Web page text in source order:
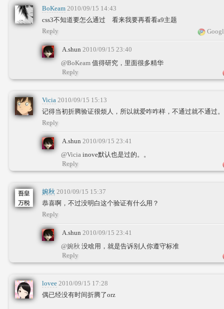
BoKeam 2010/09/15 14:43
css3不知道要怎么通过 看来我要再看看a9主题
Reply
A.shun 2010/09/15 23:40
@BoKeam 值得研究，里面很多精华
Reply
Vicia 2010/09/15 15:13
记得当初折腾验证很烦人，所以就爱咋咋样，不通过就不通过
Reply
A.shun 2010/09/15 23:41
@Vicia inove默认也是过的。。
Reply
婉秋 2010/09/15 15:37
恭喜啊，不过没明白这个验证有什么用？
Reply
A.shun 2010/09/15 23:41
@婉秋 没啥用，就是告诉别人你遵守标准
Reply
lovee 2010/09/15 17:28
偶已经没有时间折腾了orz